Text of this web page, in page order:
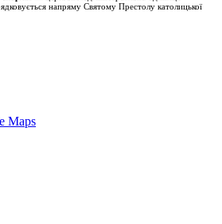
напряму Святому Престолу католицької
Maps